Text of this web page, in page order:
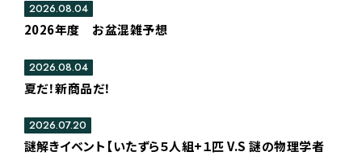
2026年度 お盆混雑予想
2026.08.04
夏だ！新商品だ！
2026.08.04
謎解きイベント【いたずら５人組+１匹 V.S 謎の物理学者
2026.07.20